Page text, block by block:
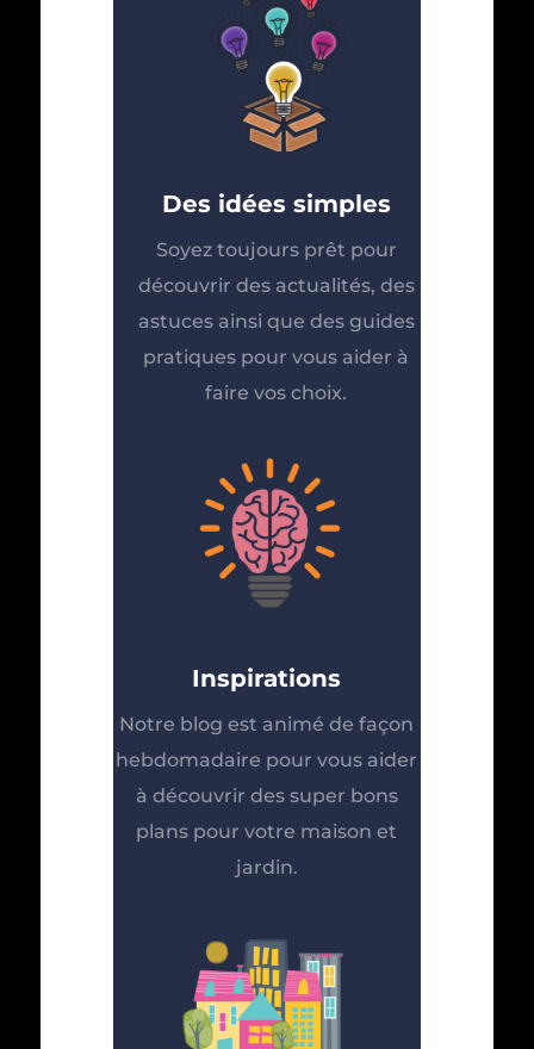
Des idées simples
Soyez toujours prêt pour
découvrir des actualités, des
astuces ainsi que des guides
pratiques pour vous aider à
faire vos choix.
Inspirations
Notre blog est animé de façon
hebdomadaire pour vous aider
à découvrir des super bons
plans pour votre maison et
jardin.